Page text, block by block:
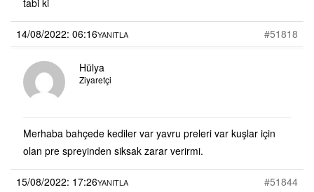
14/08/2022: 06:16 #51818
YANITLA
Hülya
Ziyaretçi
Merhaba bahçede kediler var yavru preleri var kuşlar için
olan pre spreyinden siksak zarar verirmi.
15/08/2022: 17:26 #51844
YANITLA